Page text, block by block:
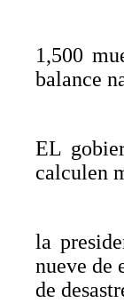
1,500
balance
EL
calculen
la
nueve de
de